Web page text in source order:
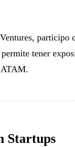
participo
tener
Startups